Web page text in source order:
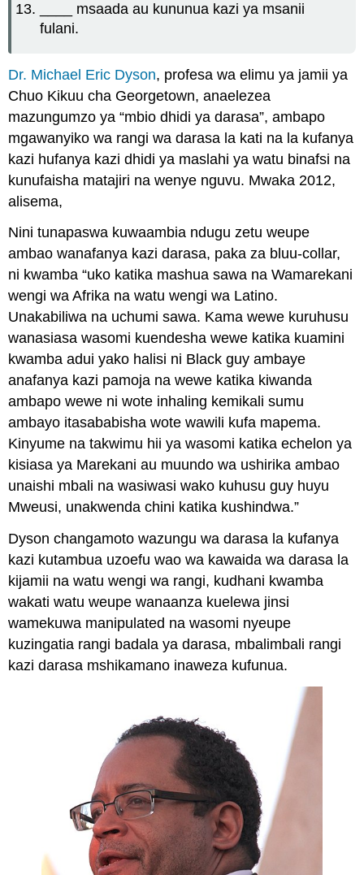
____ msaada au kununua kazi ya msanii
fulani.
Dr. Michael Eric Dyson, profesa wa elimu ya jamii ya
Chuo Kikuu cha Georgetown, anaelezea
mazungumzo ya “mbio dhidi ya darasa”, ambapo
mgawanyiko wa rangi wa darasa la kati na la kufanya
kazi hufanya kazi dhidi ya maslahi ya watu binafsi na
kunufaisha matajiri na wenye nguvu. Mwaka 2012,
alisema,
Nini tunapaswa kuwaambia ndugu zetu weupe
ambao wanafanya kazi darasa, paka za bluu-collar,
ni kwamba “uko katika mashua sawa na Wamarekani
wengi wa Afrika na watu wengi wa Latino.
Unakabiliwa na uchumi sawa. Kama wewe kuruhusu
wanasiasa wasomi kuendesha wewe katika kuamini
kwamba adui yako halisi ni Black guy ambaye
anafanya kazi pamoja na wewe katika kiwanda
ambapo wewe ni wote inhaling kemikali sumu
ambayo itasababisha wote wawili kufa mapema.
Kinyume na takwimu hii ya wasomi katika echelon ya
kisiasa ya Marekani au muundo wa ushirika ambao
unaishi mbali na wasiwasi wako kuhusu guy huyu
Mweusi, unakwenda chini katika kushindwa.”
Dyson changamoto wazungu wa darasa la kufanya
kazi kutambua uzoefu wao wa kawaida wa darasa la
kijamii na watu wengi wa rangi, kudhani kwamba
wakati watu weupe wanaanza kuelewa jinsi
wamekuwa manipulated na wasomi nyeupe
kuzingatia rangi badala ya darasa, mbalimbali rangi
kazi darasa mshikamano inaweza kufunua.